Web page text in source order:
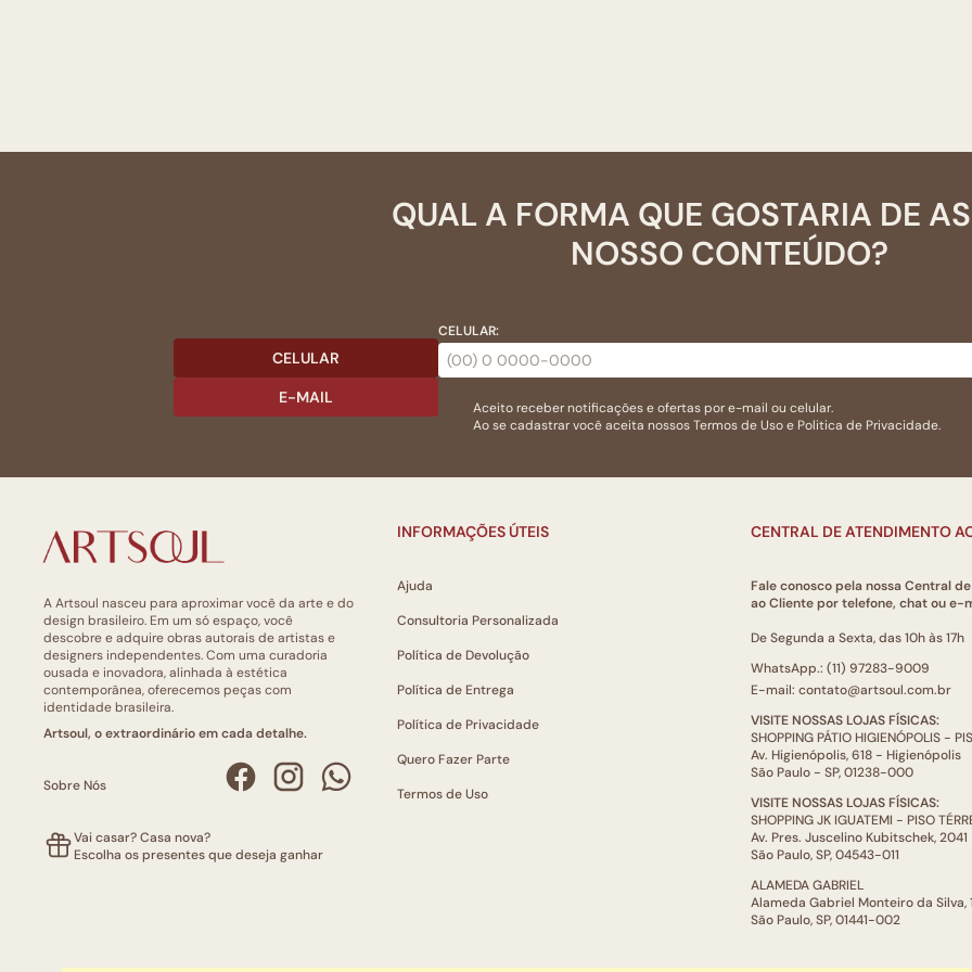
QUAL A FORMA QUE GOSTARIA DE
NOSSO CONTEÚDO?
CELULAR
E-MAIL
CELULAR:
Aceito receber notificações e ofertas por e-mail ou celular.
Ao se cadastrar você aceita nossosTermos de Usoe Politica de Privacidade.
A Artsoul nasceu para aproximar você da arte e do
design brasileiro. Em um só espaço, você
descobre e adquire obras autorais de artistas e
designers independentes. Com uma curadoria
ousada e inovadora, alinhada à estética
contemporânea, oferecemos peças com
identidade brasileira.
Artsoul, o extraordinário em cada detalhe.
Sobre Nós
Vai casar? Casa nova?
Escolha os presentes que deseja ganhar
INFORMAÇÕES ÚTEIS
Ajuda
Consultoria Personalizada
Política de Devolução
Política de Entrega
Política de Privacidade
Quero Fazer Parte
Termos de Uso
CENTRAL DE ATENDIMENTO
Fale conosco pela nossa Central
ao Cliente por telefone, chat ou e-
De Segunda a Sexta, das 10h às 17h
WhatsApp.: (11) 97283-9009
E-mail: contato@artsoul.com.br
VISITE NOSSAS LOJAS FÍSICAS:
SHOPPING PÁTIO HIGIENÓPOLIS -
Av. Higienópolis, 618 - Higienópolis
São Paulo - SP, 01238-000
VISITE NOSSAS LOJAS FÍSICAS:
SHOPPING JK IGUATEMI - PISO
Av. Pres. Juscelino Kubitschek, 2041
São Paulo, SP, 04543-011
ALAMEDA GABRIEL
Alameda Gabriel Monteiro da Silva,
São Paulo, SP, 01441-002